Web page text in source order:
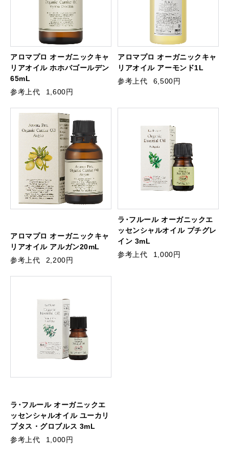
アロマプロ オーガニックキャ
リアオイル ホホバゴールデン
65mL
参考上代
1,600円
アロマプロ オーガニックキャ
リアオイル アーモンド1L
参考上代
6,500円
アロマプロ オーガニックキャ
リアオイル アルガン20mL
参考上代
2,200円
ラ･フルール オーガニックエ
ッセンシャルオイル プチグレ
イン 3mL
参考上代
1,000円
ラ･フルール オーガニックエ
ッセンシャルオイル ユーカリ
プタス・グロブルス 3mL
参考上代
1,000円